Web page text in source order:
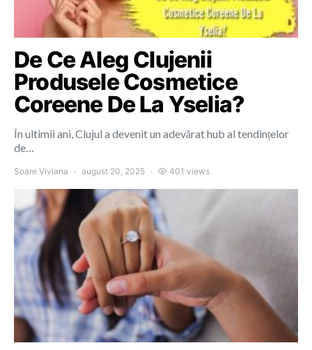
De Ce Aleg Clujenii
Produsele Cosmetice
Coreene De La Yselia?
În ultimii ani, Clujul a devenit un adevărat hub al tendințelor
de…
Soare Viviana august 20, 2025 401 views